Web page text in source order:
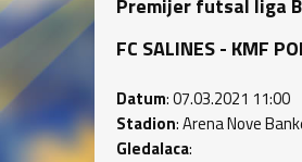
Premijer futsal liga
FC SALINES - KMF
Datum: 07.03.2021 11:00
Stadion: Arena Nove
Gledalaca: